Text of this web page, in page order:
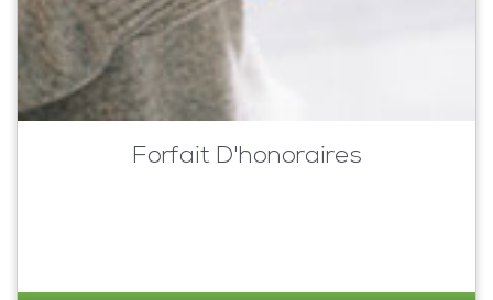
Forfait D'honoraires